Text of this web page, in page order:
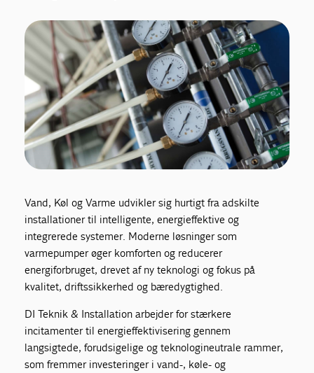
Vand, Køl og Varme udvikler sig hurtigt fra adskilte
installationer til intelligente, energieffektive og
integrerede systemer. Moderne løsninger som
varmepumper øger komforten og reducerer
energiforbruget, drevet af ny teknologi og fokus på
kvalitet, driftssikkerhed og bæredygtighed.
DI Teknik & Installation arbejder for stærkere
incitamenter til energieffektivisering gennem
langsigtede, forudsigelige og teknologineutrale rammer,
som fremmer investeringer i vand-, køle- og